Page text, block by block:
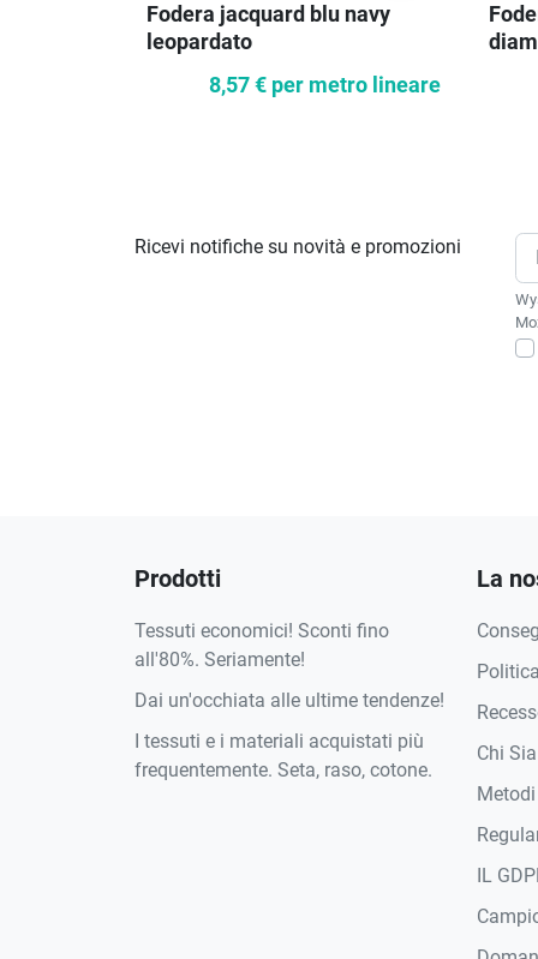
Fodera jacquard blu navy
leopardato
8,57 € per metro lineare
Ricevi notifiche su novità e promozioni
Prodotti
Tessuti economici! Sconti fino
all'80%. Seriamente!
Dai un'occhiata alle ultime tendenze!
I tessuti e i materiali acquistati più
frequentemente. Seta, raso, cotone.
La
Chi
IL